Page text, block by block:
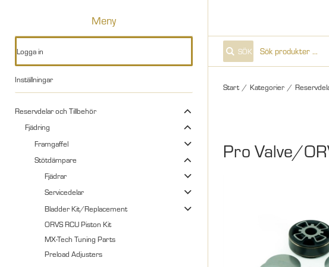
Meny
Logga in
Inställningar
Reservdelar och Tillbehör
Fjädring
Framgaffel
Stötdämpare
Fjädrar
Servicedelar
Bladder Kit/Replacement
ORVS RCU Piston Kit
MX-Tech Tuning Parts
Preload Adjusters
SÖK
Start / Kategorier /
Pro Valve/